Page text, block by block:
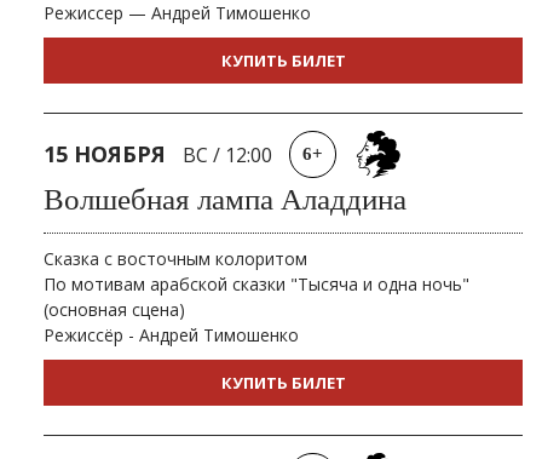
Режиссер — Андрей Тимошенко
КУПИТЬ БИЛЕТ
15 НОЯБРЯ ВС / 12:00 6+
Волшебная лампа Аладдина
Сказка с восточным колоритом
По мотивам арабской сказки "Тысяча и одна ночь"
(основная сцена)
Режиссёр - Андрей Тимошенко
КУПИТЬ БИЛЕТ